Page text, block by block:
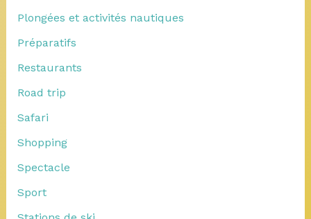
Plongées et activités nautiques
Préparatifs
Restaurants
Road trip
Safari
Shopping
Spectacle
Sport